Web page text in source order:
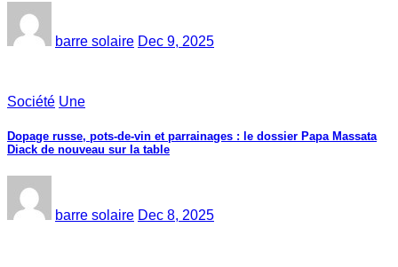
barre solaire Dec 9, 2025
Société Une
Dopage russe, pots-de-vin et parrainages : le dossier Papa Massata
Diack de nouveau sur la table
barre solaire Dec 8, 2025